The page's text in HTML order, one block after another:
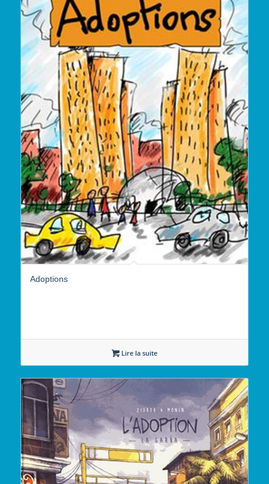
Adoptions
Lire la suite